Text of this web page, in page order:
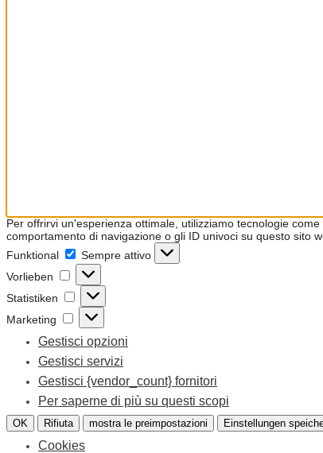
Per offrirvi un'esperienza ottimale, utilizziamo tecnologie
comportamento di navigazione o gli ID univoci su questo sito
Funktional
Sempre attivo
Vorlieben
Vorlieben
Statistiken
Statistiken
Marketing
Marketing
Gestisci opzioni
Gestisci servizi
Gestisci {vendor_count} fornitori
Per saperne di più su questi scopi
OK Rifiuta mostra le preimpostazioni Einstellungen
Cookies